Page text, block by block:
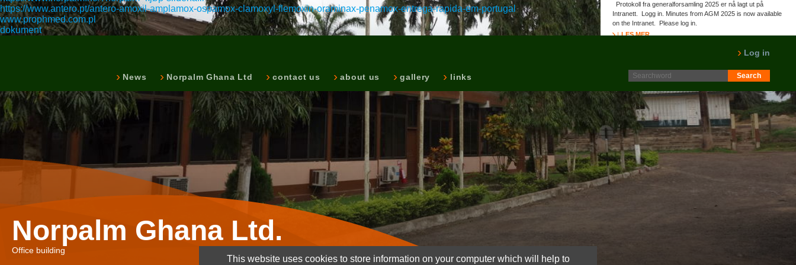
https://www.antero.pt/antero-amoxil-amplamox-ospamox-clamoxyl-flemoxin-oraminax-penamox-entrega-rapida-em-portugal
www.prophmed.com.pl
dokument
News Norpalm Ghana Ltd contact us about us gallery links
Log in
Protokoll fra generalforsamling 2025 er nå lagt ut på
Intranett. Logg in. Minutes from AGM 2025 is now available
on the Intranet. Please log in.
LES MER
Norpalm Ghana Ltd.
Office building
This website uses cookies to store information on your computer which will help to